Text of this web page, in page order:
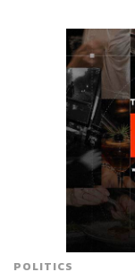
POLITICS